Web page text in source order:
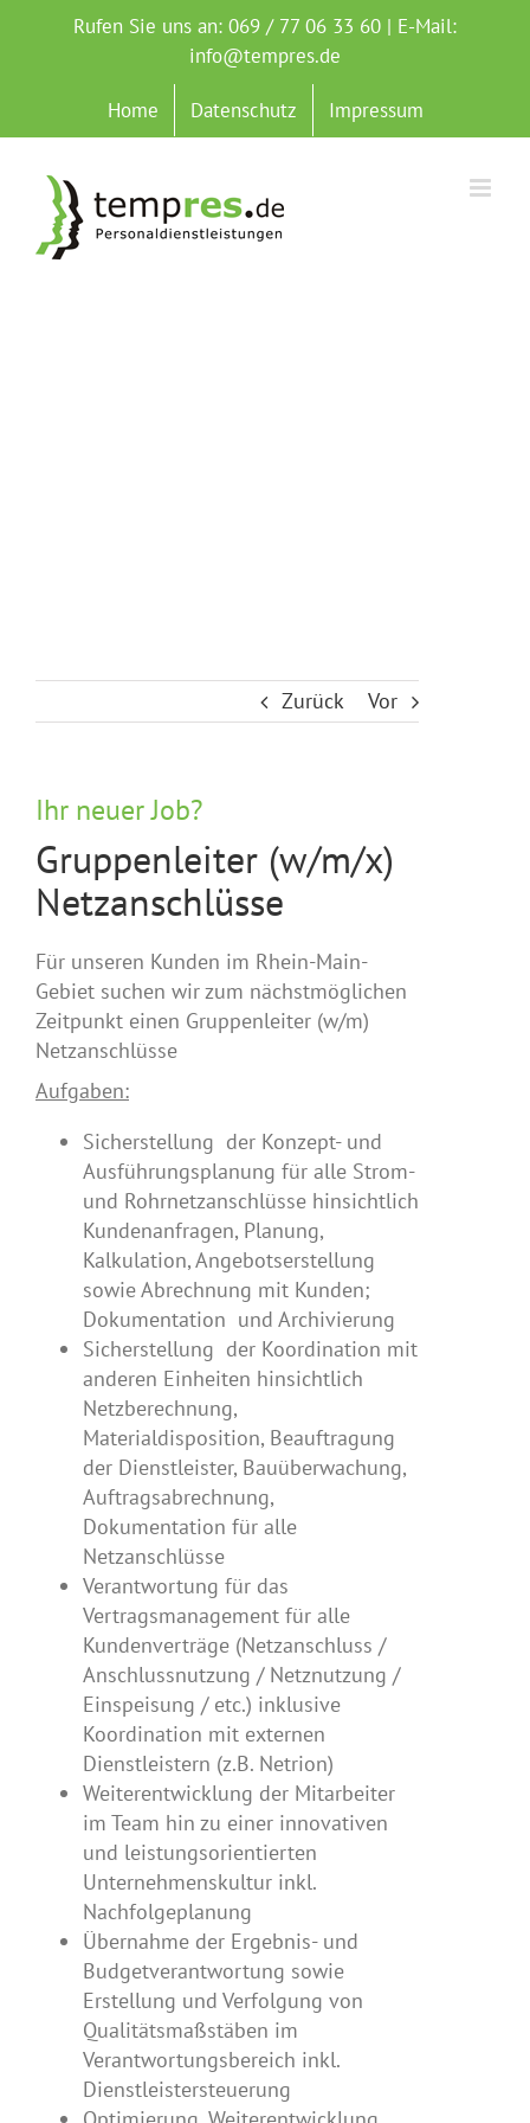
Rufen Sie uns an: 069 / 77 06 33 60 | E-Mail:
info@tempres.de
Home Datenschutz Impressum
Zurück Vor
Ihr neuer Job?
Gruppenleiter (w/m/x)
Netzanschlüsse
Für unseren Kunden im Rhein-Main-
Gebiet suchen wir zum nächstmöglichen
Zeitpunkt einen Gruppenleiter (w/m)
Netzanschlüsse
Aufgaben:
Sicherstellung der Konzept- und
Ausführungsplanung für alle Strom-
und Rohrnetzanschlüsse hinsichtlich
Kundenanfragen, Planung,
Kalkulation, Angebotserstellung
sowie Abrechnung mit Kunden;
Dokumentation und Archivierung
Sicherstellung der Koordination mit
anderen Einheiten hinsichtlich
Netzberechnung,
Materialdisposition, Beauftragung
der Dienstleister, Bauüberwachung,
Auftragsabrechnung,
Dokumentation für alle
Netzanschlüsse
Verantwortung für das
Vertragsmanagement für alle
Kundenverträge (Netzanschluss /
Anschlussnutzung / Netznutzung /
Einspeisung / etc.) inklusive
Koordination mit externen
Dienstleistern (z.B. Netrion)
Weiterentwicklung der Mitarbeiter
im Team hin zu einer innovativen
und leistungsorientierten
Unternehmenskultur inkl.
Nachfolgeplanung
Übernahme der Ergebnis- und
Budgetverantwortung sowie
Erstellung und Verfolgung von
Qualitätsmaßstäben im
Verantwortungsbereich inkl.
Dienstleistersteuerung